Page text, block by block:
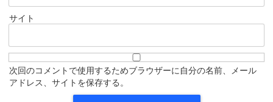
サイト
次回のコメントで使用するためブラウザーに自分の名前、メール
アドレス、サイトを保存する。